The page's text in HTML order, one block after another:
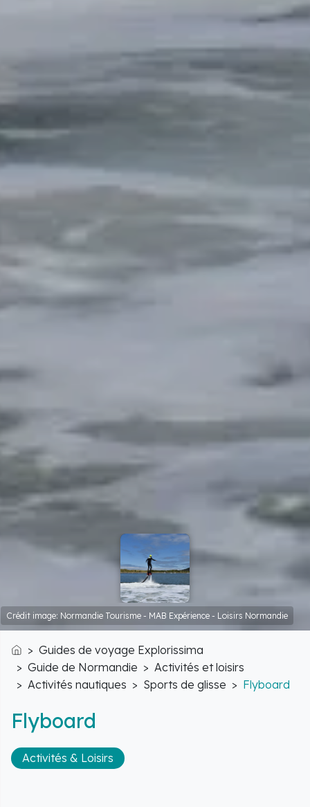
Crédit image: Normandie Tourisme - MAB Expérience - Loisirs Normandie
Accueil
Guides de voyage Explorissima
Guide de Normandie
Activités et loisirs
Activités nautiques
Sports de glisse Flyboard
Flyboard
Activités & Loisirs